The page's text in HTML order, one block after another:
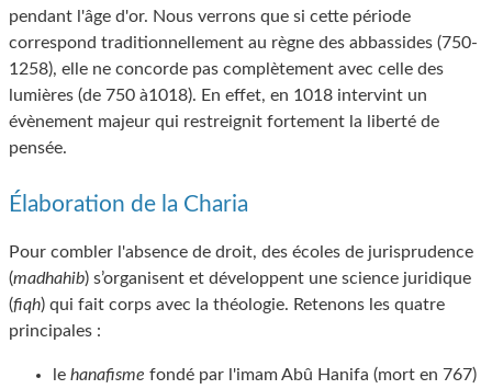
pendant l'âge d'or. Nous verrons que si cette période
correspond traditionnellement au règne des abbassides (750-
1258), elle ne concorde pas complètement avec celle des
lumières (de 750 à1018). En effet, en 1018 intervint un
évènement majeur qui restreignit fortement la liberté de
pensée.
Élaboration de la Charia
Pour combler l'absence de droit, des écoles de jurisprudence
(madhahib) s’organisent et développent une science juridique
(fiqh) qui fait corps avec la théologie. Retenons les quatre
principales :
le hanafisme fondé par l'imam Abû Hanifa (mort en 767)